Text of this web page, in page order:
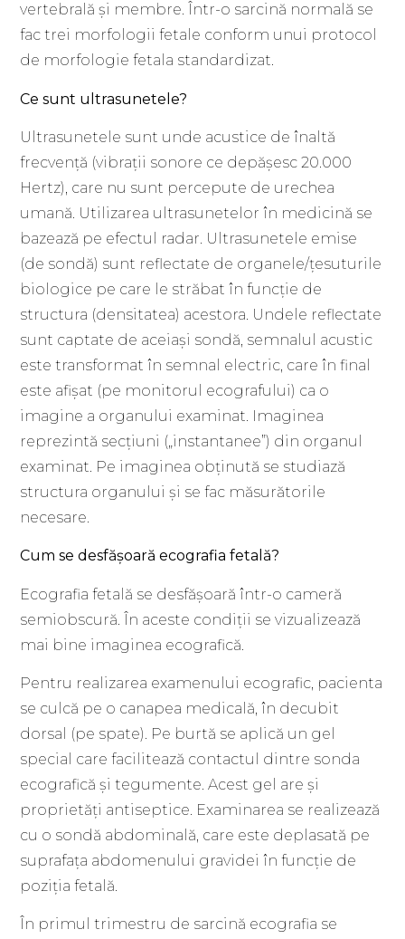
vertebrală și membre. Într-o sarcină normală se
fac trei morfologii fetale conform unui protocol
de morfologie fetala standardizat.
Ce sunt ultrasunetele?
Ultrasunetele sunt unde acustice de înaltă
frecvență (vibrații sonore ce depășesc 20.000
Hertz), care nu sunt percepute de urechea
umană. Utilizarea ultrasunetelor în medicină se
bazează pe efectul radar. Ultrasunetele emise
(de sondă) sunt reflectate de organele/țesuturile
biologice pe care le străbat în funcție de
structura (densitatea) acestora. Undele reflectate
sunt captate de aceiași sondă, semnalul acustic
este transformat în semnal electric, care în final
este afișat (pe monitorul ecografului) ca o
imagine a organului examinat. Imaginea
reprezintă secțiuni („instantanee”) din organul
examinat. Pe imaginea obținută se studiază
structura organului și se fac măsurătorile
necesare.
Cum se desfășoară ecografia fetală?
Ecografia fetală se desfășoară într-o cameră
semiobscură. În aceste condiții se vizualizează
mai bine imaginea ecografică.
Pentru realizarea examenului ecografic, pacienta
se culcă pe o canapea medicală, în decubit
dorsal (pe spate). Pe burtă se aplică un gel
special care facilitează contactul dintre sonda
ecografică și tegumente. Acest gel are și
proprietăți antiseptice. Examinarea se realizează
cu o sondă abdominală, care este deplasată pe
suprafața abdomenului gravidei în funcție de
poziția fetală.
În primul trimestru de sarcină ecografia se